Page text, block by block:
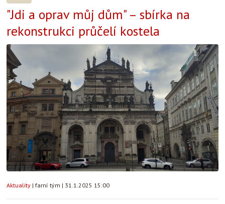
"Jdi a oprav můj dům" – sbírka na
rekonstrukci průčelí kostela
Aktuality | farní tým | 31.1.2025 15:00